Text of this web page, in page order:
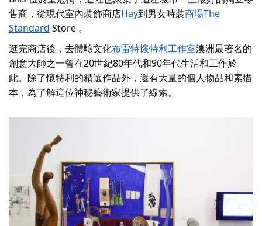
售商，從現代室內裝飾商店Hay到男女時裝商場The
Standard Store 。
逛完商店後，去體驗文化布雷特懷特利工作室澳洲最著名的
創意大師之一曾在20世紀80年代和90年代生活和工作於
此。除了懷特利的精選作品外，還有大量的個人物品和素描
本，為了解這位神秘藝術家提供了線索。